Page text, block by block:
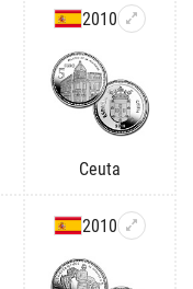
2010
Ceuta
2010